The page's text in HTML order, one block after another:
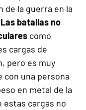
de la guerra en la
Las batallas no
como
cargas de
pero es muy
con una persona
en metal de la
estas cargas no